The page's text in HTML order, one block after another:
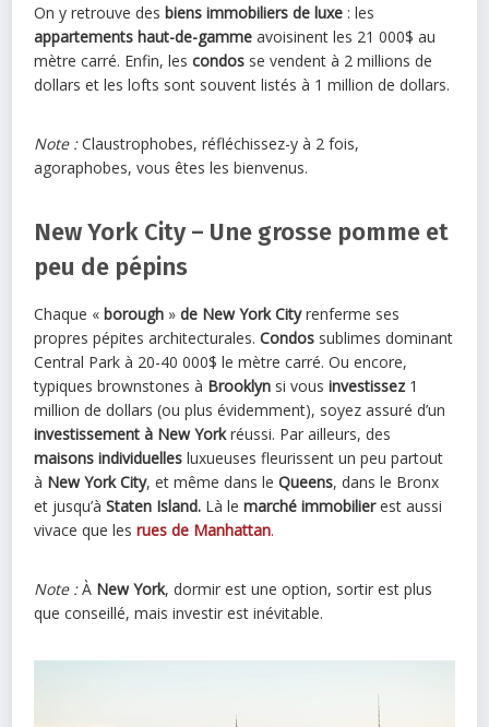
On y retrouve desbiens immobiliers de luxe : les
appartements haut-de-gamme avoisinent les 21 000$ au
mètre carré. Enfin, les condos se vendent à 2 millions de
dollars et les lofts sont souvent listés à 1 million de dollars.
Note :Claustrophobes, réfléchissez-y à 2 fois,
agoraphobes, vous êtes les bienvenus.
New York City – Une grosse pomme et
peu de pépins
Chaque «borough » de New York Cityrenferme ses
propres pépites architecturales.Condos sublimes dominant
Central Park à 20-40 000$ le mètre carré. Ou encore,
typiques brownstones à Brooklyn si vousinvestissez 1
million de dollars (ou plus évidemment), soyez assuré d’un
investissement à New Yorkréussi. Par ailleurs, des
maisons individuelles luxueuses fleurissent un peu partout
à New York City, et même dans leQueens, dans le Bronx
et jusqu’à Staten Island. Là lemarché immobilierest aussi
vivace que les rues de Manhattan.
Note :À New York, dormir est une option, sortir est plus
que conseillé, mais investir est inévitable.